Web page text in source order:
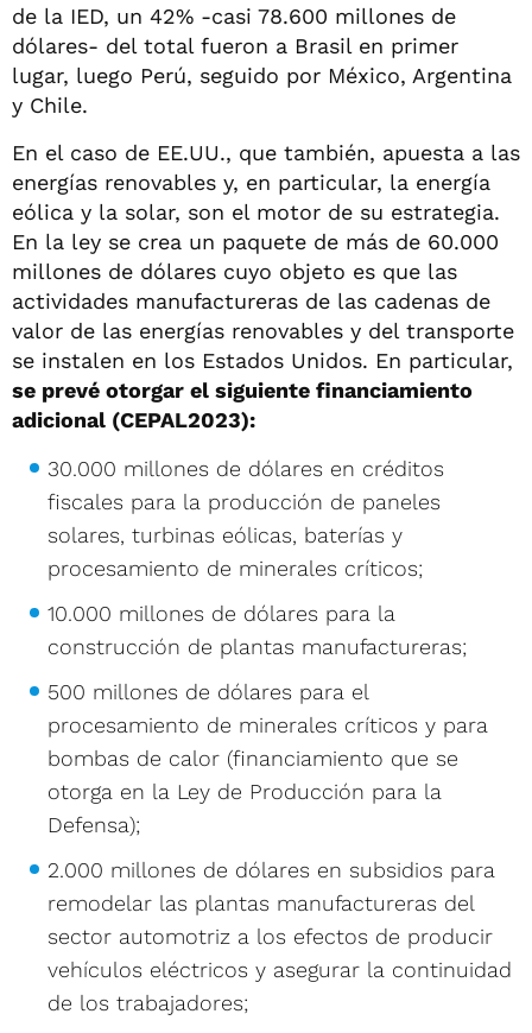
de la IED, un 42% -casi 78.600 millones de
dólares- del total fueron a Brasil en primer
lugar, luego Perú, seguido por México, Argentina
y Chile.
En el caso de EE.UU., que también, apuesta a las
energías renovables y, en particular, la energía
eólica y la solar, son el motor de su estrategia.
En la ley se crea un paquete de más de 60.000
millones de dólares cuyo objeto es que las
actividades manufactureras de las cadenas de
valor de las energías renovables y del transporte
se instalen en los Estados Unidos. En particular,
se prevé otorgar el siguiente financiamiento
adicional (CEPAL2023):
30.000 millones de dólares en créditos
fiscales para la producción de paneles
solares, turbinas eólicas, baterías y
procesamiento de minerales críticos;
10.000 millones de dólares para la
construcción de plantas manufactureras;
500 millones de dólares para el
procesamiento de minerales críticos y para
bombas de calor (financiamiento que se
otorga en la Ley de Producción para la
Defensa);
2.000 millones de dólares en subsidios para
remodelar las plantas manufactureras del
sector automotriz a los efectos de producir
vehículos eléctricos y asegurar la continuidad
de los trabajadores;